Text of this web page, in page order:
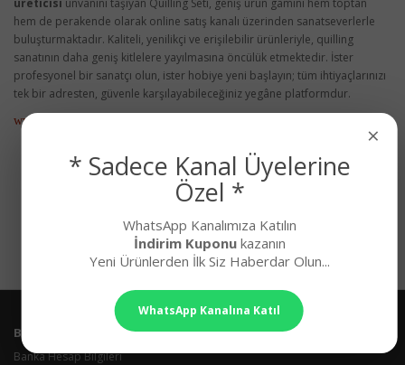
üreticisi unvanını taşıyan Quilling Seti, geniş ürün gamını hem toptan
hem de perakende olarak online satış kanalı üzerinden sanatseverlerle
buluşturmaktadır. Kaliteli, yenilikçi ve erişilebilir ürünleriyle, quilling
sanatının daha geniş kitlelere yayılmasına öncülük etmektedir. İster
profesyonel bir sanatçı olun, ister hobiye yeni başlayın; tüm ihtiyaçlarınızı
tek bir adresten, güvenle karşılayabileceğiniz yegâne platformdur.
www.quillingseti.com - Hayal Hobi Sanat
Bilgiler
Banka Hesap Bilgileri
×
* Sadece Kanal Üyelerine
Özel *
WhatsApp Kanalımıza Katılın
İndirim Kuponukazanın
Yeni Ürünlerden İlk Siz Haberdar Olun...
WhatsApp Kanalına Katıl